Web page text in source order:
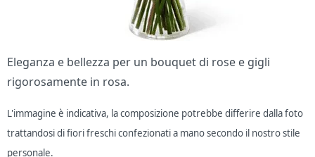
Eleganza e bellezza per un bouquet di rose e gigli
rigorosamente in rosa.
L'immagine è indicativa, la composizione potrebbe differire dalla foto
trattandosi di fiori freschi confezionati a mano secondo il nostro stile
personale.